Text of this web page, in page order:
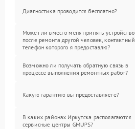
Диагностика проводится бесплатно?
Может ли вместо меня принять устройство
после ремонта другой человек, контактный
телефон которого я предоставлю?
Возможно ли получать обратную связь в
процессе выполнения ремонтных работ?
Какую гарантию вы предоставляете?
В каких районах Иркутска располагаются
сервисные центры GMUPS?